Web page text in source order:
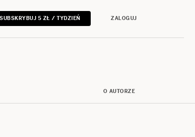
SUBSKRYBUJ 5 ZŁ / TYDZIEŃ ZALOGUJ
O AUTORZE